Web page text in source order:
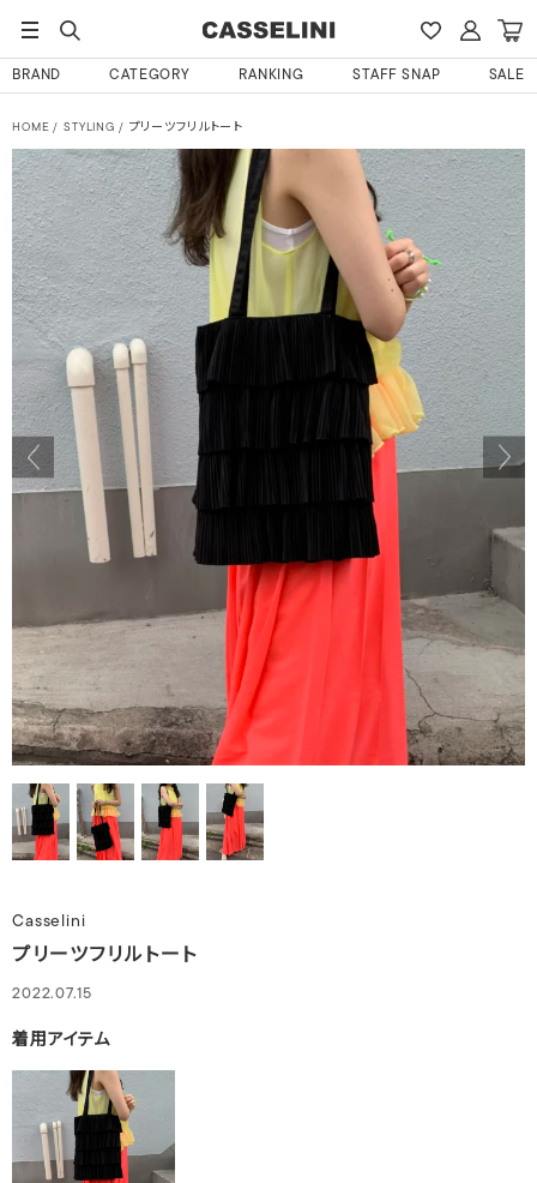
BRAND CATEGORY RANKING STAFF SNAP SALE
HOME STYLING プリーツフリルトート
Casselini
プリーツフリルトート
2022.07.15
着用アイテム